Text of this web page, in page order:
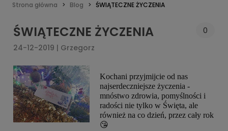
Strona główna Blog ŚWIĄTECZNE ŻYCZENIA
ŚWIĄTECZNE ŻYCZENIA
0
24-12-2019 | Grzegorz
Kochani przyjmijcie od nas
najserdeczniejsze życzenia -
mnóstwo zdrowia, pomyślności i
radości nie tylko w Święta, ale
również na co dzień, przez cały rok
😘